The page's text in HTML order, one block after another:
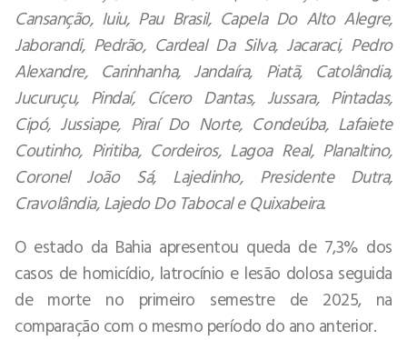
Cansanção, Iuiu, Pau Brasil, Capela Do Alto Alegre,
Jaborandi, Pedrão, Cardeal Da Silva, Jacaraci, Pedro
Alexandre, Carinhanha, Jandaíra, Piatã, Catolândia,
Jucuruçu, Pindaí, Cícero Dantas, Jussara, Pintadas,
Cipó, Jussiape, Piraí Do Norte, Condeúba, Lafaiete
Coutinho, Piritiba, Cordeiros, Lagoa Real, Planaltino,
Coronel João Sá, Lajedinho, Presidente Dutra,
Cravolândia, Lajedo Do Tabocal e Quixabeira.
O estado da Bahia apresentou queda de 7,3% dos
casos de homicídio, latrocínio e lesão dolosa seguida
de morte no primeiro semestre de 2025, na
comparação com o mesmo período do ano anterior.